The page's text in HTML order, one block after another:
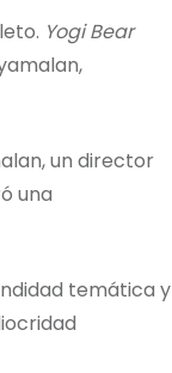
Yogi Bear
un director
una
temática y